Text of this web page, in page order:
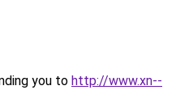
you to http://www.xn--